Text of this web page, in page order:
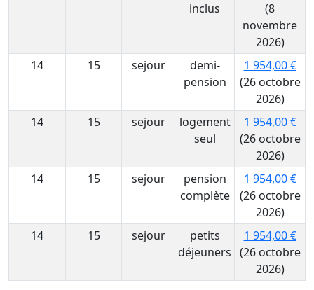
inclus
(8
novembre
2026)
14
15 sejour
demi-
pension
1 954,00 €
(26 octobre
2026)
14
15 sejour
logement
seul
1 954,00 €
(26 octobre
2026)
14
15 sejour
pension
complète
1 954,00 €
(26 octobre
2026)
14
15 sejour
petits
déjeuners
1 954,00 €
(26 octobre
2026)